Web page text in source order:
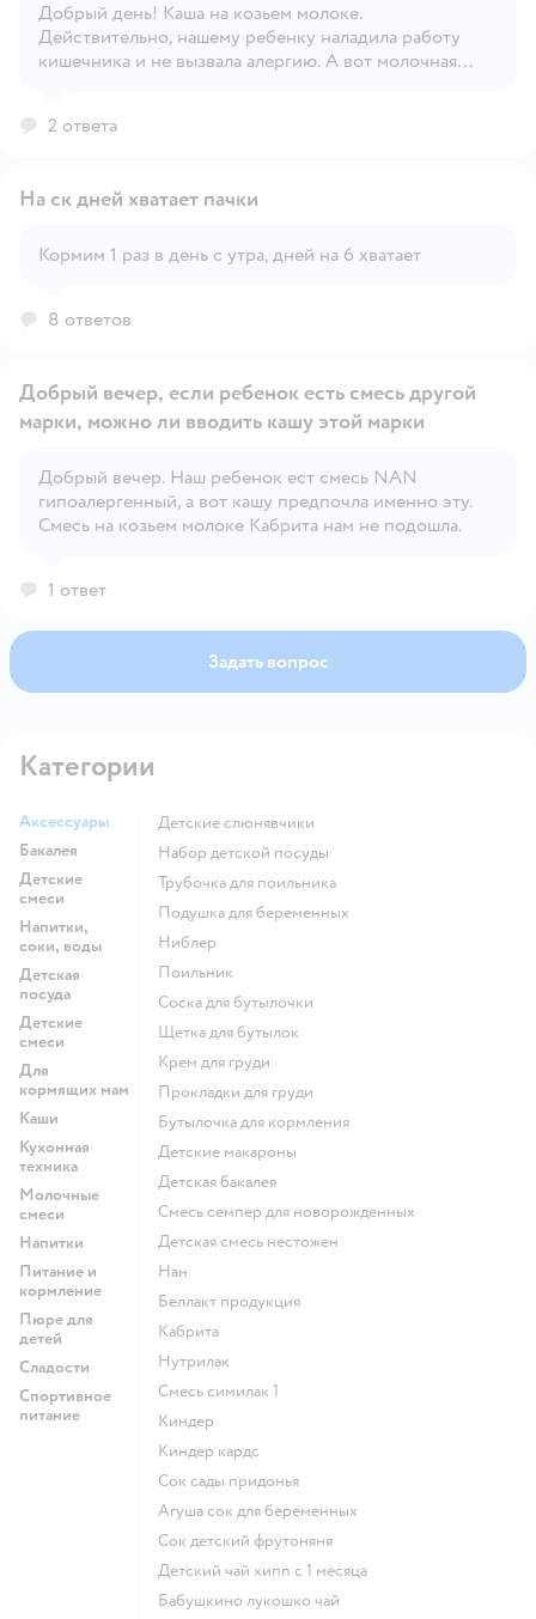
Открыть вопрос
Добрый день! Каша на козьем молоке.
Действительно, нашему ребенку наладила работу
кишечника и не вызвала алергию. А вот молочная
2 ответа
Открыть вопрос
На ск дней хватает пачки
Кормим 1 раз в день с утра, дней на 6 хватает
8 ответов
Открыть вопрос
Добрый вечер, если ребенок есть смесь другой
марки, можно ли вводить кашу этой марки
Добрый вечер. Наш ребенок ест смесь NAN
гипоалергенный, а вот кашу предпочла именно эту.
Смесь на козьем молоке Кабрита нам не подошла.
1 ответ
Задать вопрос
Категории
Аксессуары
Бакалея
Детские
смеси
Напитки,
соки, воды
Детская
посуда
Детские
смеси
Для
кормящих мам
Каши
Кухонная
техника
Молочные
смеси
Напитки
Питание и
кормление
Пюре для
детей
Сладости
Спортивное
питание
Детские слюнявчики
набор детской посуды
трубочка для поильника
подушка для беременных
ниблер
поильник
соска для бутылочки
щетка для бутылок
крем для груди
прокладки для груди
бутылочка для кормления
детские макароны
детская бакалея
смесь семпер для новорожденных
детская смесь нестожен
нан
беллакт продукция
кабрита
нутрилак
смесь симилак 1
киндер
киндер кардс
сок сады придонья
агуша сок для беременных
сок детский фрутоняня
детский чай хипп с 1 месяца
бабушкино лукошко чай